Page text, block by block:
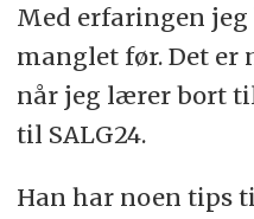
Med erfaringen jeg
manglet før. Det
når jeg lærer bort
til SALG24.
Han har noen tips